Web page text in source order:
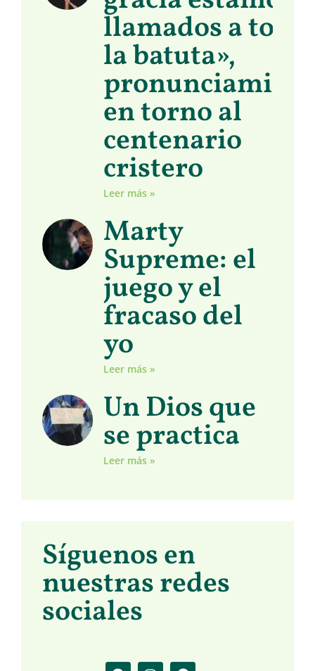
llamados a
la batuta»,
en torno al
centenario
cristero
Leer más »
Marty
Supreme: el
juego y el
fracaso del
yo
Leer más »
Un Dios que
se practica
Leer más »
Síguenos en
nuestras redes
sociales